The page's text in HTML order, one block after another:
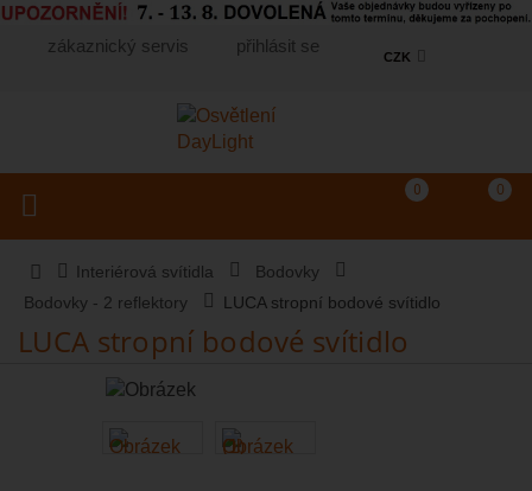
zákaznický servis přihlásit se
CZK
Košík 0
(prázdný)
0
Porovnání produktů
Toggle navigation
Interiérová svítidla
Bodovky
Bodovky - 2 reflektory
LUCA stropní bodové svítidlo
LUCA stropní bodové svítidlo